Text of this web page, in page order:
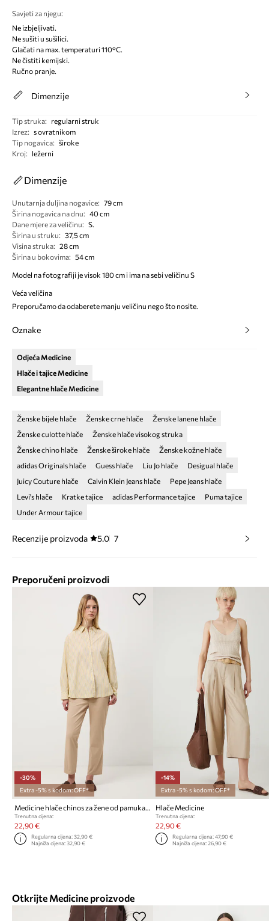
Savjeti za njegu:
Ne izbjeljivati.
Ne sušiti u sušilici.
Glačati na max. temperaturi 110°C.
Ne čistiti kemijski.
Ručno pranje.
Dimenzije
Tip struka:
regularni struk
Izrez: s ovratnikom
Tip nogavica: široke
Kroj: ležerni
Dimenzije
Unutarnja duljina nogavice: 79 cm
Širina nogavica na dnu: 40 cm
Dane mjere za veličinu: S.
Širina u struku: 37,5 cm
Visina struka: 28 cm
Širina u bokovima: 54 cm
Model na fotografiji je visok 180 cm i ima na sebi veličinu S
Veća veličina
Preporučamo da odaberete manju veličinu nego što nosite.
Oznake
Odjeća Medicine
Hlače i tajice Medicine
Elegantne hlače Medicine
Ženske bijele hlače Ženske crne hlače
Ženske lanene hlače
Ženske culotte hlače
Ženske hlače visokog struka
Ženske chino hlače
Ženske široke hlače
Ženske kožne hlače
adidas Originals hlače
Guess hlače Liu Jo hlače
Desigual hlače
Juicy Couture hlače
Calvin Klein Jeans hlače
Pepe Jeans hlače
Levi's hlače
Kratke tajice adidas Performance tajice
Puma tajice
Under Armour tajice
Recenzije proizvoda 5.0 7
Preporučeni proizvodi
-30%
Extra -5% s kodom: OFF*
Medicine hlače chinos za žene od pamuka s elastanom
Trenutna cijena:
22,90 €
Regularna cijena:32,90 €
Najniža cijena:32,90 €
-14%
Extra -5% s kodom: OFF*
Hlače Medicine
Trenutna cijena:
22,90 €
Regularna cijena: 47,90 €
Najniža cijena: 26,90 €
Otkrijte Medicine proizvode